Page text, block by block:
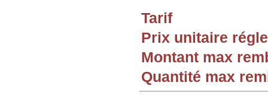
Tarif
Prix unitaire
Montant max
Quantité max